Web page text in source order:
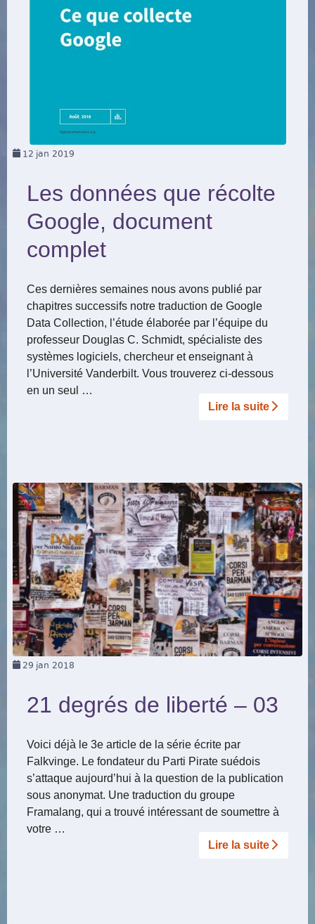
12 jan 2019
Les données que récolte
Google, document
complet
Ces dernières semaines nous avons publié par
chapitres successifs notre traduction de Google
Data Collection, l’étude élaborée par l’équipe du
professeur Douglas C. Schmidt, spécialiste des
systèmes logiciels, chercheur et enseignant à
l’Université Vanderbilt. Vous trouverez ci-dessous
en un seul …
Lire la suite­­
29 jan 2018
21 degrés de liberté – 03
Voici déjà le 3e article de la série écrite par
Falkvinge. Le fondateur du Parti Pirate suédois
s’attaque aujourd’hui à la question de la publication
sous anonymat. Une traduction du groupe
Framalang, qui a trouvé intéressant de soumettre à
votre …
Lire la suite­­